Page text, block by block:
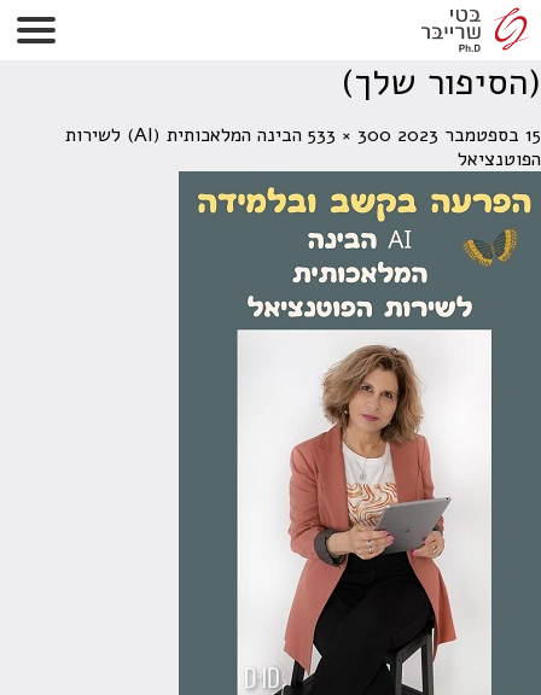
AI לשירות הפרעה בקשב ובלמידה
(הסיפור שלך)
15 בספטמבר 2023 300 × 533
הבינה המלאכותית (AI) לשירות
הפוטנציאל